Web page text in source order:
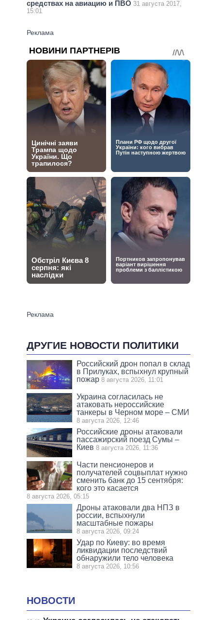
средствах на авиацию и ПВО 31 августа 2017,
15:01
ДРУГИЕ НОВОСТИ ПОЛИТИКИ
Российский дрон попал в склад
в Прилуках, вспыхнул крупный
пожар 8 августа 2026, 11:01
Украина согласилась не
атаковать нероссийские
танкеры в Черном море – СМИ
8 августа 2026, 12:46
Российские дроны атаковали
пассажирский поезд Сумы –
Киев 8 августа 2026, 11:36
Части пенсионеров и
получателей соцвыплат нужно
сменить банк до 15 сентября:
кого это касается
8 августа 2026, 05:15
Дроны атаковали два НПЗ в
россии, вспыхнули
масштабные пожары
8 августа 2026, 09:24
Удар по Киеву: во время
ликвидации последствий
обнаружили тело человека
8 августа 2026, 10:56
НОВОСТИ